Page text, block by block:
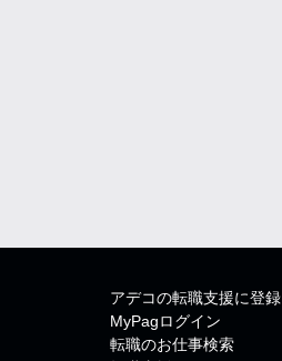
アデコの転職支援に登録
MyPagログイン
転職のお仕事検索